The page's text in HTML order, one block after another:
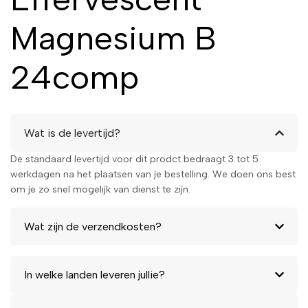
Magnesium B
24comp
Wat is de levertijd?
De standaard levertijd voor dit prodct bedraagt 3 tot 5
werkdagen na het plaatsen van je bestelling. We doen ons best
om je zo snel mogelijk van dienst te zijn.
Wat zijn de verzendkosten?
In welke landen leveren jullie?